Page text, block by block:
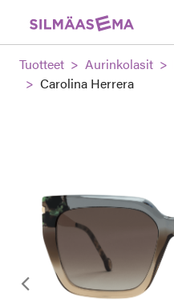
Tuotteet Aurinkolasit
Carolina Herrera
Edellinen